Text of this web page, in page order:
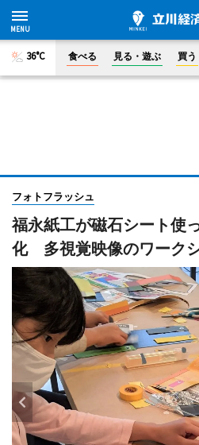
36°C 食べる 見る・遊ぶ 買う
フォトフラッシュ
福永紙工が磁石シート使
化 多視覚映像のワーク